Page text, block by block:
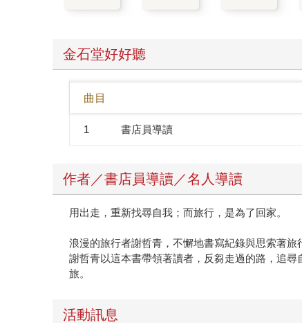
金石堂好好聽
曲目
1 書店員導讀
作者／書店員導讀／名人導讀
用出走，重新找尋自我；而旅行，是為了回家。
浪漫的旅行者謝哲青，不懈地書寫紀錄與思索著
謝哲青以這本書帶領著讀者，反芻走過的路，追
旅。
活動訊息